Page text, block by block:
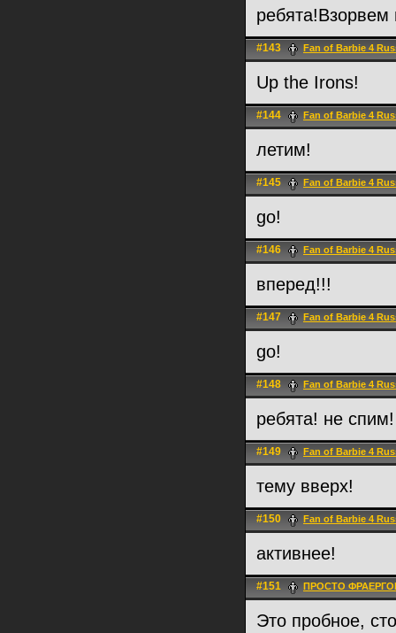
#143 Fan of Barbie 4
Up the Irons!
#144 Fan of Barbie 4
летим!
#145 Fan of Barbie 4
go!
#146 Fan of Barbie 4
вперед!!!
#147 Fan of Barbie 4
go!
#148 Fan of Barbie 4
ребята! не спим!
#149 Fan of Barbie 4
тему вверх!
#150 Fan of Barbie 4
активнее!
#151 ПРОСТО
Это пробное,